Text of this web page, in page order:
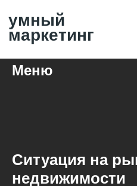
умный
маркетинг
Меню
Ситуация на
недвижимости